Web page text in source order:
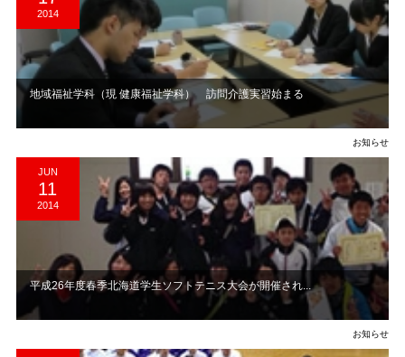
2014
地域福祉学科（現 健康福祉学科） 訪問介護実習始まる
お知らせ
JUN
11
2014
平成26年度春季北海道学生ソフトテニス大会が開催され...
お知らせ